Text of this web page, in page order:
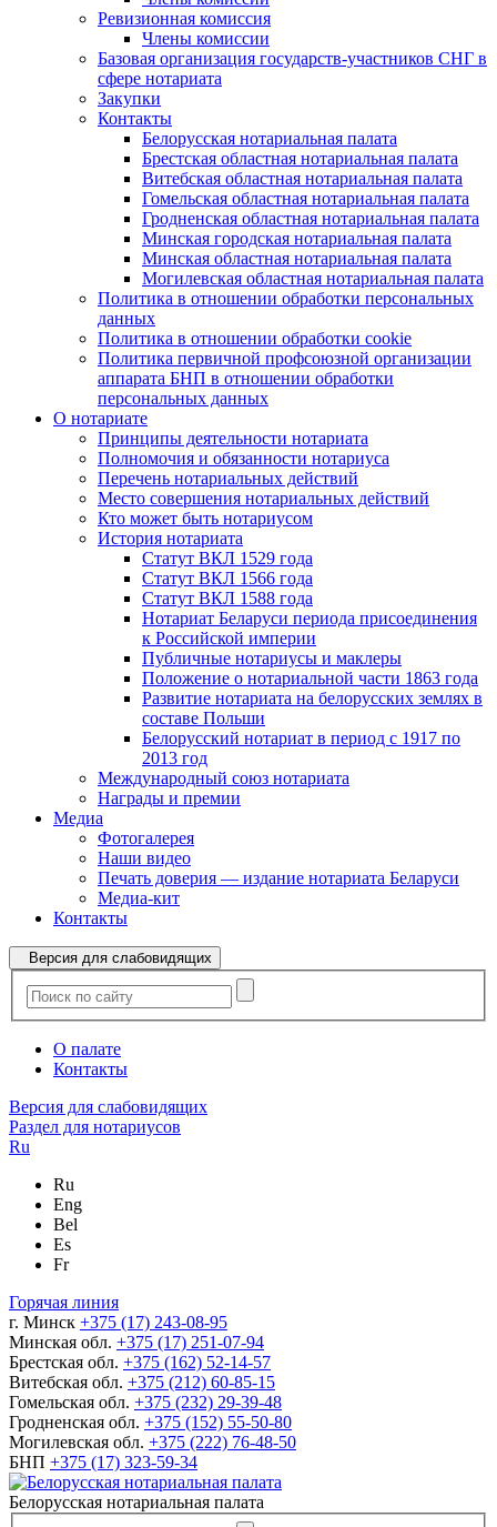
Ревизионная комиссия
Члены комиссии
Базовая организация государств-участников СНГ в
сфере нотариата
Закупки
Контакты
Белорусская нотариальная палата
Брестская областная нотариальная палата
Витебская областная нотариальная палата
Гомельская областная нотариальная палата
Гродненская областная нотариальная палата
Минская городская нотариальная палата
Минская областная нотариальная палата
Могилевская областная нотариальная палата
Политика в отношении обработки персональных
данных
Политика в отношении обработки cookie
Политика первичной профсоюзной организации
аппарата БНП в отношении обработки
персональных данных
О нотариате
Принципы деятельности нотариата
Полномочия и обязанности нотариуса
Перечень нотариальных действий
Место совершения нотариальных действий
Кто может быть нотариусом
История нотариата
Статут ВКЛ 1529 года
Статут ВКЛ 1566 года
Статут ВКЛ 1588 года
Нотариат Беларуси периода присоединения
к Российской империи
Публичные нотариусы и маклеры
Положение о нотариальной части 1863 года
Развитие нотариата на белорусских землях в
составе Польши
Белорусский нотариат в период с 1917 по
2013 год
Международный союз нотариата
Награды и премии
Медиа
Фотогалерея
Наши видео
Печать доверия — издание нотариата Беларуси
Медиа-кит
Контакты
Версия для слабовидящих
О палате
Контакты
Версия для слабовидящих
Раздел для нотариусов
Ru
Ru
Eng
Bel
Es
Fr
Горячая линия
г. Минск +375 (17) 243-08-95
Минская обл. +375 (17) 251-07-94
Брестская обл. +375 (162) 52-14-57
Витебская обл. +375 (212) 60-85-15
Гомельская обл. +375 (232) 29-39-48
Гродненская обл. +375 (152) 55-50-80
Могилевская обл. +375 (222) 76-48-50
БНП +375 (17) 323-59-34
Белорусская нотариальная палата